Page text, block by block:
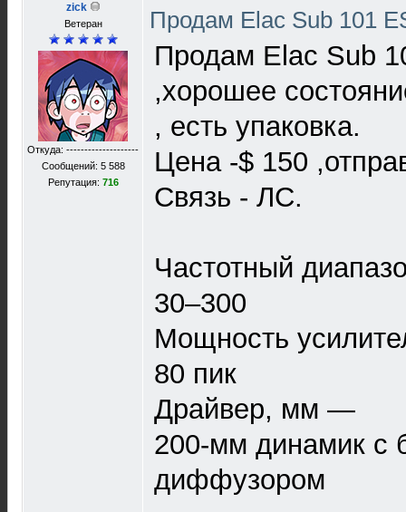
zick
Ветеран
Откуда: --------------------
Сообщений: 5 588
Репутация: 716
Продам Elac Sub 101
Продам Elac Sub
,хорошее
, есть упаковка.
Цена -$ 150
Связь - ЛС.
Частотный
30–300
Мощность
80 пик
Драйвер, мм —
200-мм динамик с
диффузором